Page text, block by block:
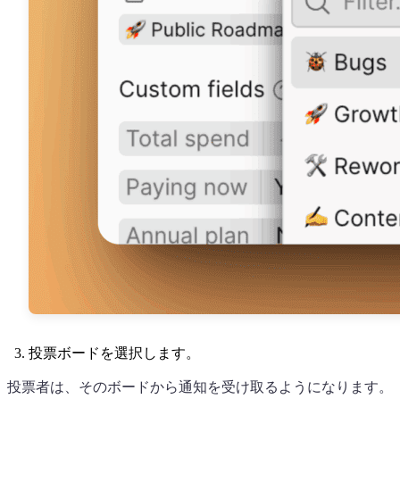
投票ボードを選択します。
投票者は、そのボードから通知を受け取るようになります。